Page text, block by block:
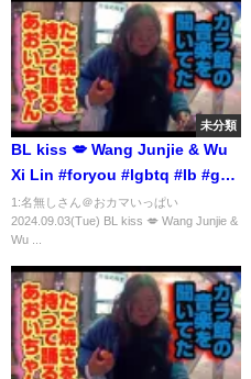
未分類
BL kiss 💋 Wang Junjie & Wu
Xi Lin #foryou #lgbtq #lb #gay
#lover #kiss #kuaishou
#douyin #bltiktok
1:名無しさん＠おカマいっぱい
2024.09.03(Tue) BL kiss 💋 Wang Junjie &
Wu ...